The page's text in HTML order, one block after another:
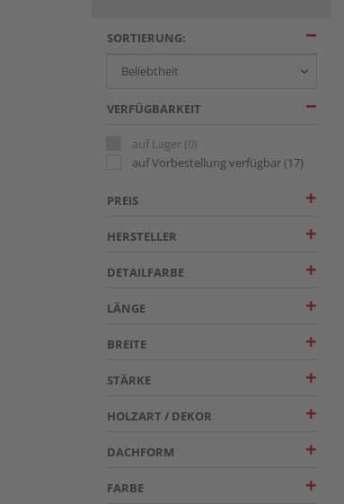
SORTIERUNG:
VERFÜGBARKEIT
auf Lager (0)
auf Vorbestellung verfügbar(17)
PREIS
HERSTELLER
DETAILFARBE
LÄNGE
BREITE
STÄRKE
HOLZART / DEKOR
DACHFORM
FARBE